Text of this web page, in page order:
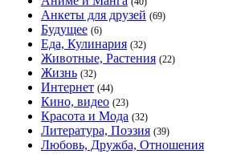
Анкеты для друзей (69)
Будущее (6)
Еда, Кулинария (32)
Животные, Растения (22)
Жизнь (32)
Интернет (44)
Кино, видео (23)
Красота и Мода (32)
Литература, Поэзия (39)
Любовь, Дружба, Отношения